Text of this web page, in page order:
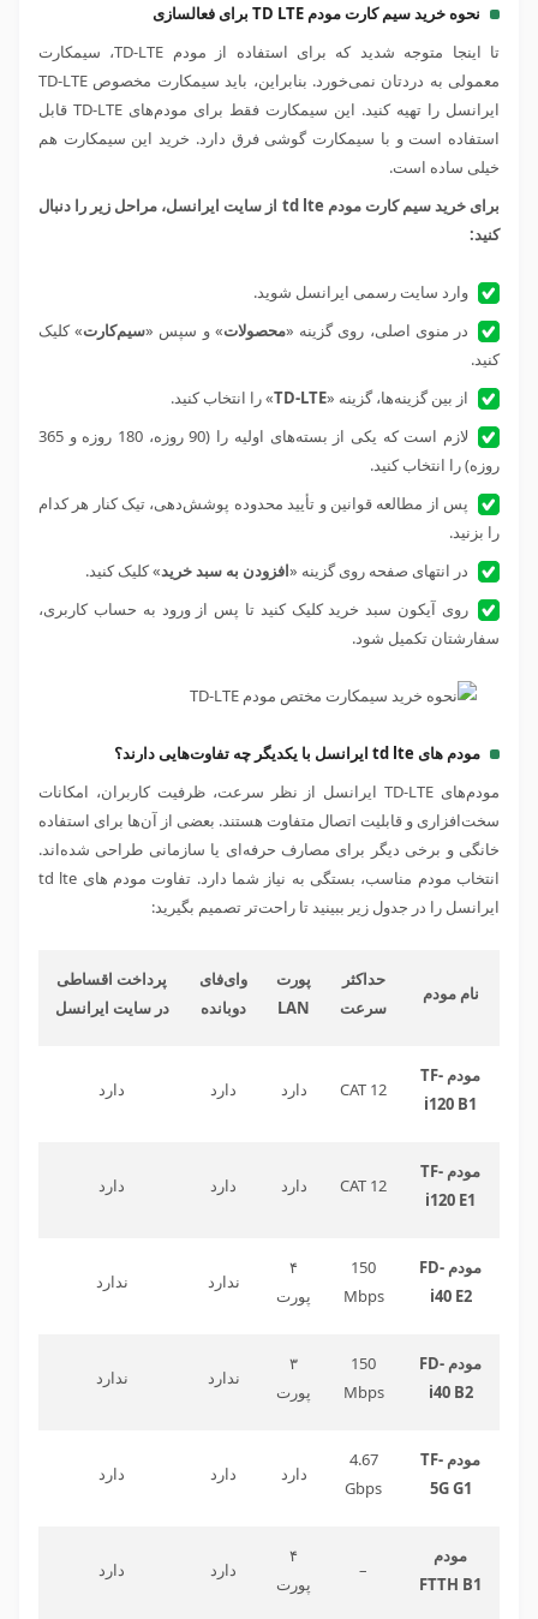
نحوه خرید سیم کارت مودم TD LTE برای فعالسازی
تا اینجا متوجه شدید که برای استفاده از مودم TD-LTE، سیمکارت
معمولی به دردتان نمی‌خورد. بنابراین، باید سیمکارت مخصوص TD-LTE
ایرانسل را تهیه کنید. این سیمکارت فقط برای مودم‌های TD-LTE قابل
استفاده است و با سیمکارت گوشی فرق دارد. خرید این سیمکارت هم
خیلی ساده است.
برای خرید سیم کارت مودم td lte از سایت ایرانسل، مراحل زیر را دنبال
کنید:
وارد سایت رسمی ایرانسل شوید.
در منوی اصلی، روی گزینه «محصولات» و سپس «سیم‌کارت» کلیک
کنید.
از بین گزینه‌ها، گزینه «TD-LTE» را انتخاب کنید.
لازم است که یکی از بسته‌های اولیه را (90 روزه، 180 روزه و 365
روزه) را انتخاب کنید.
پس از مطالعه قوانین و تأیید محدوده پوشش‌دهی، تیک کنار هر کدام
را بزنید.
در انتهای صفحه روی گزینه «افزودن به سبد خرید» کلیک کنید.
روی آیکون سبد خرید کلیک کنید تا پس از ورود به حساب کاربری،
سفارشتان تکمیل شود.
مودم های td lte ایرانسل با یکدیگر چه تفاوت‌هایی دارند؟
مودم‌های TD-LTE ایرانسل از نظر سرعت، ظرفیت کاربران، امکانات
سخت‌افزاری و قابلیت اتصال متفاوت هستند. بعضی از آن‌ها برای استفاده
خانگی و برخی دیگر برای مصارف حرفه‌ای یا سازمانی طراحی شده‌اند.
انتخاب مودم مناسب، بستگی به نیاز شما دارد. تفاوت مودم های td lte
ایرانسل را در جدول زیر ببینید تا راحت‌تر تصمیم بگیرید:
نام مودم
حداکثر
سرعت
پورت
LAN
وای‌فای
دوبانده
پرداخت اقساطی
در سایت ایرانسل
مودم TF-
i120 B1
CAT 12 دارد دارد دارد
مودم TF-
i120 E1
CAT 12 دارد دارد دارد
مودم FD-
i40 E2
150
Mbps
۴
پورت
ندارد ندارد
مودم FD-
i40 B2
150
Mbps
۳
پورت
ندارد ندارد
مودم TF-
5G G1
4.67
Gbps
دارد دارد دارد
مودم
FTTH B1
–
۴
پورت
دارد دارد